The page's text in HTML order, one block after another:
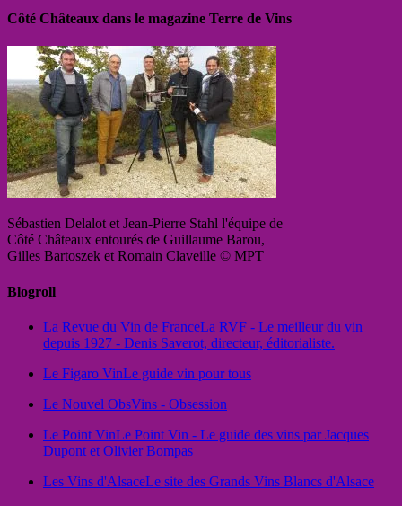
Côté Châteaux dans le magazine Terre de Vins
Sébastien Delalot et Jean-Pierre Stahl l'équipe de
Côté Châteaux entourés de Guillaume Barou,
Gilles Bartoszek et Romain Claveille © MPT
Blogroll
La Revue du Vin de FranceLa RVF - Le meilleur du vin
depuis 1927 - Denis Saverot, directeur, éditorialiste.
Le Figaro VinLe guide vin pour tous
Le Nouvel ObsVins - Obsession
Le Point VinLe Point Vin - Le guide des vins par Jacques
Dupont et Olivier Bompas
Les Vins d'AlsaceLe site des Grands Vins Blancs d'Alsace